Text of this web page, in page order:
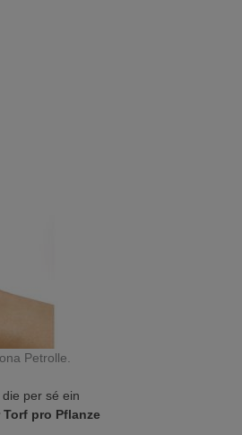
Petrolle.
, die per sé ein
Torf pro Pflanze